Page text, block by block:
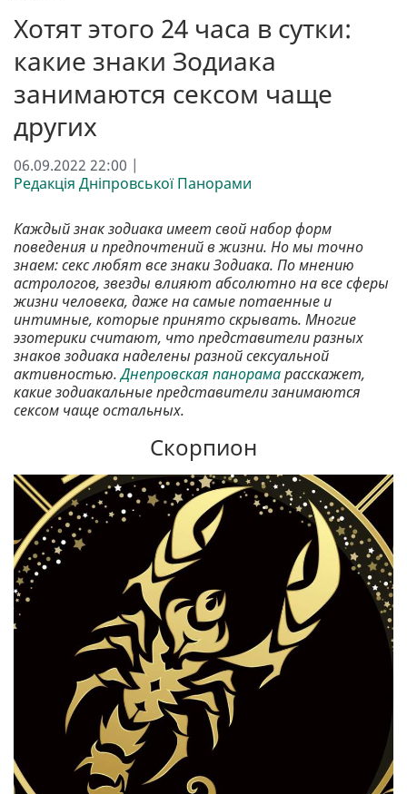
Хотят этого 24 часа в сутки:
какие знаки Зодиака
занимаются сексом чаще
других
06.09.2022 22:00 |
Редакція Дніпровської Панорами
Каждый знак зодиака имеет свой набор форм
поведения и предпочтений в жизни. Но мы точно
знаем: секс любят все знаки Зодиака. По мнению
астрологов, звезды влияют абсолютно на все сферы
жизни человека, даже на самые потаенные и
интимные, которые принято скрывать. Многие
эзотерики считают, что представители разных
знаков зодиака наделены разной сексуальной
активностью.Днепровская панорамарасскажет,
какие зодиакальные представители занимаются
сексом чаще остальных.
Скорпион